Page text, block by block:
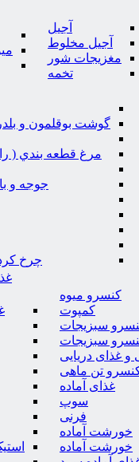
آجیل
آجیل مخلوط
مغزیجات شور
تخمه
گوشت بوقلمون و
مرغ قطعه بندي (
جوجه و
چرخ
کنسرو میوه
کمپوت
سبزیجات
سبزیجات
غذای دریایی
تن ماهی
غذای آماده
سوپ
فرنی
خورشت آماده
خورشت آماده